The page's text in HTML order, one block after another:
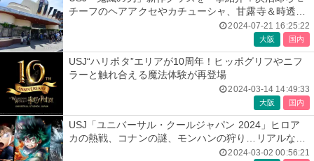
チーフのヘアアクセやカチューシャ、甘露寺＆時透の
2024-07-21 16:25:22
大阪 国内
USJ“ハリポタ”エリアが10周年！ヒッポグリフやニフ
ラーと触れ合える魔法体験が再登場
2024-03-14 14:49:33
大阪 国内
USJ「ユニバーサル・クールジャパン 2024」ヒロア
カの熱戦、コナンの謎、モンハンの狩り…リアルな作
2024-03-02 00:56:21